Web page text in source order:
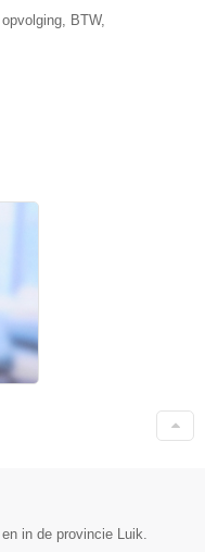
BTW,
in de provincie Luik.